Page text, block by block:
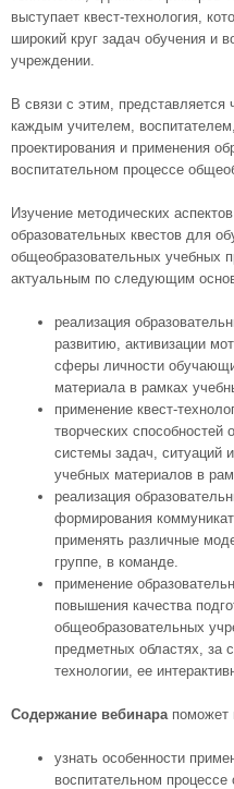
выступает квест-технология,
широкий круг задач обучения и
учреждении.
В связи с этим,
каждым учителем,
проектирования и применения
воспитательном процессе
Изучение методических
образовательных квестов для
общеобразовательных учебных
актуальным по следующим
реализация
развитию, активизации
сферы личности
материала в рамках
применение квест-
творческих
системы задач, ситуаций
учебных материалов в
реализация
формирования
применять различные
группе, в команде.
применение
повышения качества
общеобразовательных
предметных областях, за
технологии, ее
Содержание вебинарапоможет
узнать особенности
воспитательном